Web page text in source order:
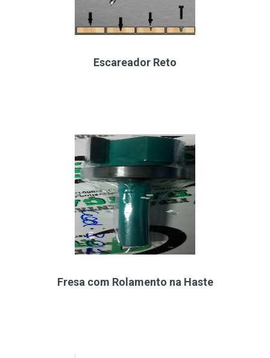
Escareador Reto
Fresa com Rolamento na Haste